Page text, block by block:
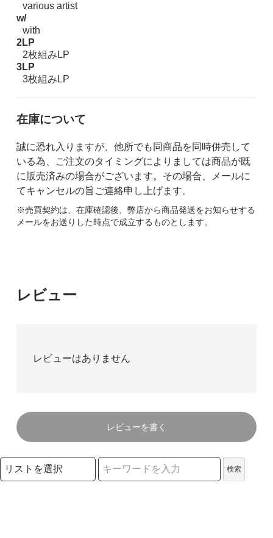
various artist
w/
with
2LP
2枚組みLP
3LP
3枚組みLP
在庫について
誠に恐れ入りますが、他所でも同商品を同時併売して
いる為、ご注文のタイミングによりましては商品が既
に販売済みの場合がございます。その場合、メールに
てキャンセルの旨ご連絡申し上げます。
※売買契約は、在庫確認後、弊店から商品発送をお知らせする
メールをお送りした時点で成立するものとします。
レビュー
レビューはありません
レビューを書く
検索リストの選択
検索